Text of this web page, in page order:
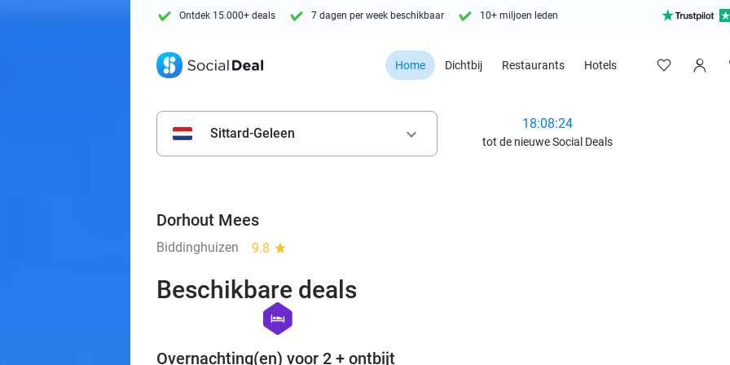
Ontdek 15.000+ deals 7 dagen per week beschikbaar 10+ miljoen leden
Home Dichtbij Restaurants Hotels
Sittard-Geleen keyboard_arrow_down
18:08:22
tot de nieuwe Social Deals
Dorhout Mees
Biddinghuizen 9.8 star
Beschikbare deals
hexagon
hotel
Overnachting(en) voor 2 + ontbijt